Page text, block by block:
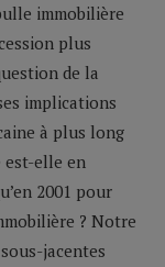
immobilière
plus
de la
implications
à plus long
est-elle en
2001 pour
? Notre
jacentes